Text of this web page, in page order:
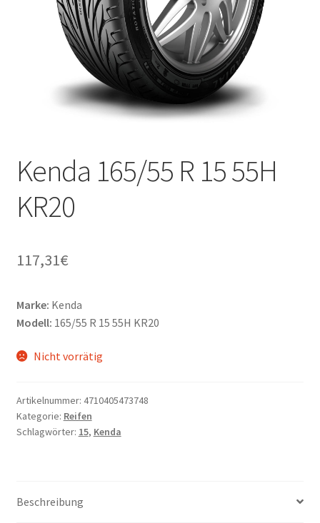
Kenda 165/55 R 15 55H
KR20
117,31€
Marke: Kenda
Modell: 165/55 R 15 55H KR20
Nicht vorrätig
Artikelnummer: 4710405473748
Kategorie: Reifen
Schlagwörter: 15, Kenda
Beschreibung